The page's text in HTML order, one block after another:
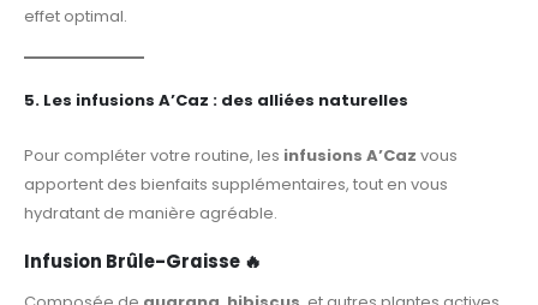
effet optimal.
5. Les infusions A’Caz : des alliées naturelles
Pour compléter votre routine, les infusions A’Caz vous
apportent des bienfaits supplémentaires, tout en vous
hydratant de manière agréable.
Infusion Brûle-Graisse 🔥